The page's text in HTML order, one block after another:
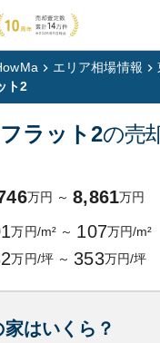
エリア相場情報
ト2
ラット2の売
万円 ～ 8,861万円
万円/m² ～ 107万円/m²
万円/坪 ～ 353万円/坪
はいくら？